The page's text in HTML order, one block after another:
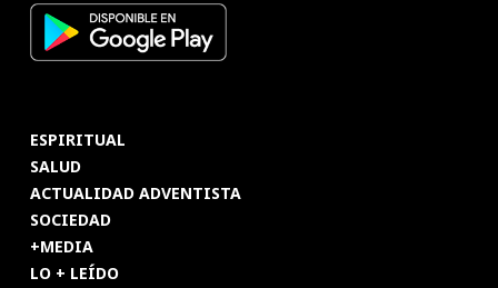
ESPIRITUAL
SALUD
ACTUALIDAD ADVENTISTA
SOCIEDAD
+MEDIA
LO + LEÍDO